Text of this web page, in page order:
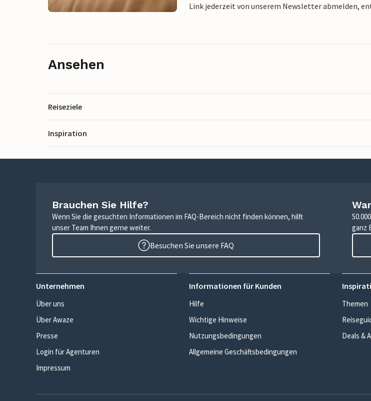
Link jederzeit von unserem Newsletter abmelden,
Ansehen
Reiseziele
Inspiration
Brauchen Sie Hilfe?
Wenn Sie die gesuchten Informationen im FAQ-Bereich nicht finden können, hilft
unser Team Ihnen gerne weiter.
Besuchen Sie unsere FAQ
ganz
Unternehmen
Über uns
Über Awaze
Presse
Login für Agenturen
Impressum
Informationen für Kunden
Hilfe
Wichtige Hinweise
Nutzungsbedingungen
Allgemeine Geschäftsbedingungen
Themen
Deals &